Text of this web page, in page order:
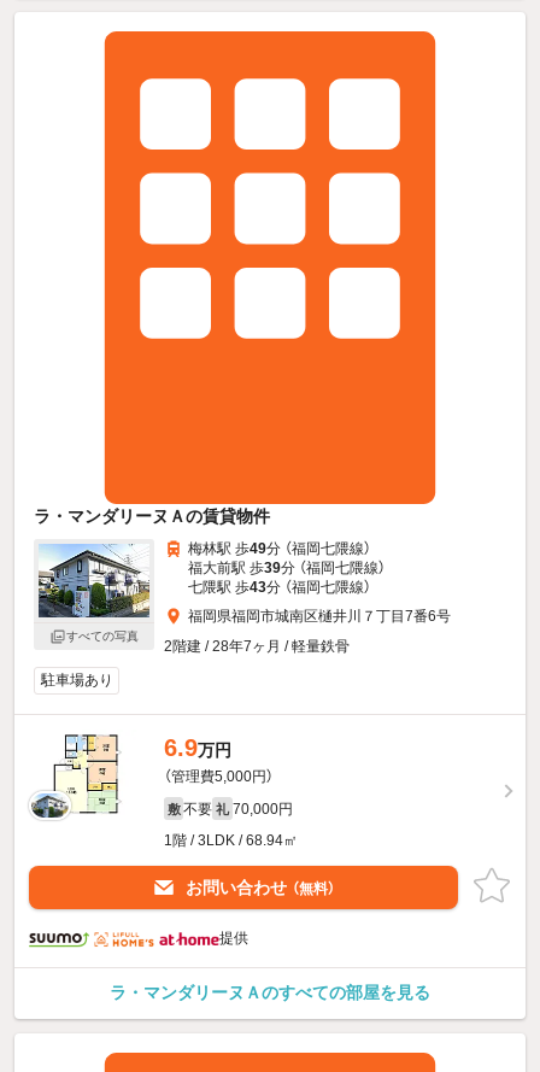
ラ・マンダリーヌＡの賃貸物件
すべての写真
梅林駅 歩49分 （福岡七隈線）
福大前駅 歩39分 （福岡七隈線）
七隈駅 歩43分 （福岡七隈線）
福岡県福岡市城南区樋井川７丁目7番6号
2階建 / 28年7ヶ月 / 軽量鉄骨
駐車場あり
6.9万円
（管理費5,000円）
敷 不要 礼 70,000円
1階 / 3LDK / 68.94㎡
お問い合わせ （無料）
提供
ラ・マンダリーヌＡのすべての部屋を見る